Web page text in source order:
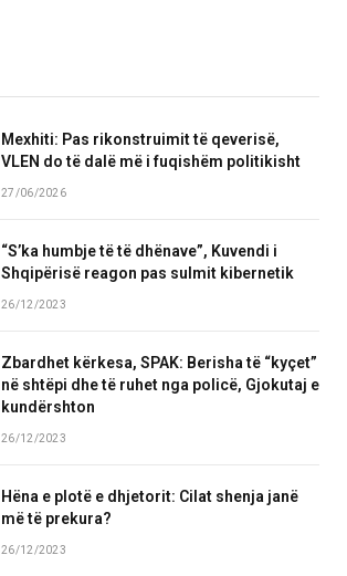
Mexhiti: Pas rikonstruimit të qeverisë,
VLEN do të dalë më i fuqishëm politikisht
27/06/2026
“S’ka humbje të të dhënave”, Kuvendi i
Shqipërisë reagon pas sulmit kibernetik
26/12/2023
Zbardhet kërkesa, SPAK: Berisha të “kyçet”
në shtëpi dhe të ruhet nga policë, Gjokutaj e
kundërshton
26/12/2023
Hëna e plotë e dhjetorit: Cilat shenja janë
më të prekura?
26/12/2023